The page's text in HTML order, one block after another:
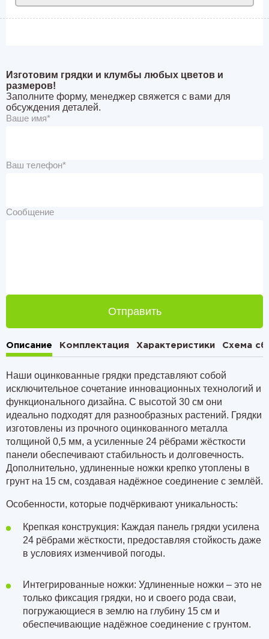
Изготовим грядки и клумбы любых цветов и
размеров!
Заполните форму, менеджер свяжется с вами для
обсуждения деталей.
Ваше имя*
Ваш телефон*
Сообщение
Отправить
Описание Комплектация Характеристики Схема
Наши оцинкованные грядки представляют собой
исключительное сочетание инновационных технологий и
функционального дизайна. С высотой 30 см они
идеально подходят для разнообразных растений. Грядки
изготовлены из прочного оцинкованного металла
толщиной 0,5 мм, а усиленные 24 рёбрами жёсткости
панели обеспечивают стабильность и долговечность.
Дополнительно, удлиненные ножки крепко утоплены в
грунт на 15 см, создавая надёжное соединение с землёй.
Особенности, которые подчёркивают уникальность:
Крепкая конструкция: Каждая панель грядки усилена
24 рёбрами жёсткости, предоставляя стойкость даже
в условиях изменчивой погоды.
Интегрированные ножки: Удлиненные ножки – это не
только фиксация грядки, но и своего рода сваи,
погружающиеся в землю на глубину 15 см и
обеспечивающие надёжное соединение с грунтом.